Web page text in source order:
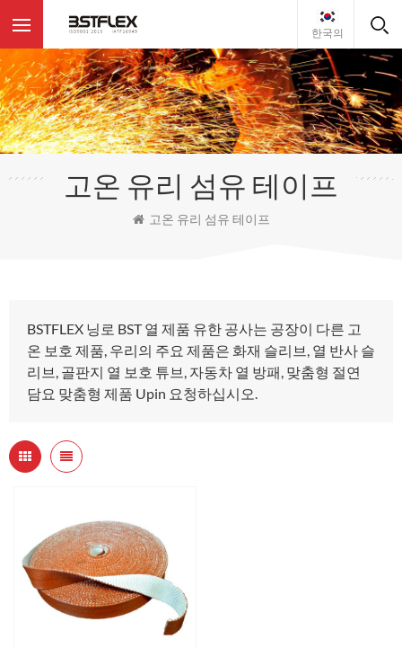
한국의
고온 유리 섬유 테이프
고온 유리 섬유 테이프
BSTFLEX 닝로 BST 열 제품 유한 공사는 공장이 다른 고
온 보호 제품, 우리의 주요 제품은 화재 슬리브, 열 반사 슬
리브, 골판지 열 보호 튜브, 자동차 열 방패, 맞춤형 절연
담요 맞춤형 제품 Upin 요청하십시오.